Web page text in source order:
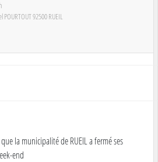
92500RUEIL
la municipalité de RUEIL a fermé ses
end